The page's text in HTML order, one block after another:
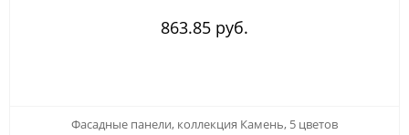
863.85 руб.
Фасадные панели, коллекция Камень, 5 цветов